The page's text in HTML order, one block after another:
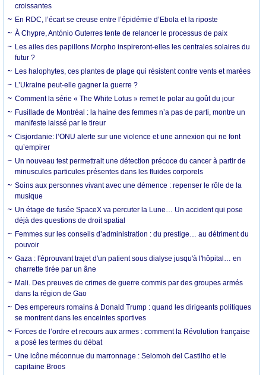
croissantes
En RDC, l’écart se creuse entre l’épidémie d’Ebola et la riposte
À Chypre, António Guterres tente de relancer le processus de paix
Les ailes des papillons Morpho inspireront-elles les centrales solaires du
futur ?
Les halophytes, ces plantes de plage qui résistent contre vents et marées
L’Ukraine peut-elle gagner la guerre ?
Comment la série « The White Lotus » remet le polar au goût du jour
Fusillade de Montréal : la haine des femmes n’a pas de parti, montre un
manifeste laissé par le tireur
Cisjordanie: l’ONU alerte sur une violence et une annexion qui ne font
qu’empirer
Un nouveau test permettrait une détection précoce du cancer à partir de
minuscules particules présentes dans les fluides corporels
Soins aux personnes vivant avec une démence : repenser le rôle de la
musique
Un étage de fusée SpaceX va percuter la Lune… Un accident qui pose
déjà des questions de droit spatial
Femmes sur les conseils d’administration : du prestige… au détriment du
pouvoir
Gaza : l'éprouvant trajet d'un patient sous dialyse jusqu'à l'hôpital… en
charrette tirée par un âne
Mali. Des preuves de crimes de guerre commis par des groupes armés
dans la région de Gao
Des empereurs romains à Donald Trump : quand les dirigeants politiques
se montrent dans les enceintes sportives
Forces de l’ordre et recours aux armes : comment la Révolution française
a posé les termes du débat
Une icône méconnue du marronnage : Selomoh del Castilho et le
capitaine Broos